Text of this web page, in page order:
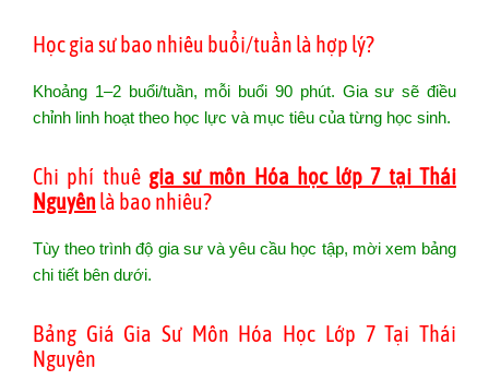
Học gia sư bao nhiêu buổi/tuần là hợp lý?
Khoảng 1–2 buổi/tuần, mỗi buổi 90 phút. Gia sư sẽ điều
chỉnh linh hoạt theo học lực và mục tiêu của từng học sinh.
Chi phí thuê gia sư môn Hóa học lớp 7 tại Thái
Nguyênlà bao nhiêu?
Tùy theo trình độ gia sư và yêu cầu học tập, mời xem bảng
chi tiết bên dưới.
Bảng Giá Gia Sư Môn Hóa Học Lớp 7 Tại Thái
Nguyên